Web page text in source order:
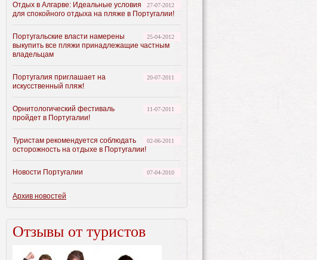
27-07-2012
Отдых в Алгарве: Идеальные условия
для спокойного отдыха на пляже в Португалии!
25-04-2012
Португальские власти намерены
выкупить все пляжи принадлежащие частным
владельцам
20-07-2011
Португалия приглашает на
искусственный пляж!
11-07-2011
Орнитологический фестиваль
пройдет в Португалии!
02-06-2011
Туристам рекомендуется соблюдать
осторожность на отдыхе в Португалии!
07-04-2010
Новости Португалии
Архив новостей
Отзывы от туристов